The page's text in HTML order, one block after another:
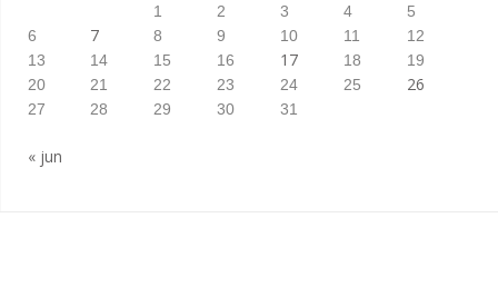
1
2 3 4
5
6
7 8 9 10 11
12
13
14 15 16 17 18
19
20
21 22 23 24 25 26
27 28 29 30 31
« jun